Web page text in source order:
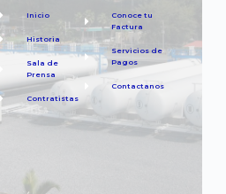
Inicio
Historia
Sala de
Prensa
Contratistas
Conoce tu
Factura
Servicios de
Pagos
Contactanos